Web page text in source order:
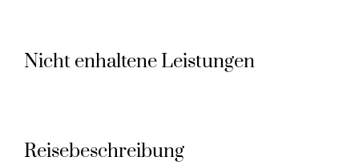
Nicht enhaltene Leistungen
Reisebeschreibung